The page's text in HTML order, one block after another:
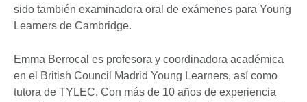
sido también examinadora oral de exámenes para Young
Learners de Cambridge.
Emma Berrocal es profesora y coordinadora académica
en el British Council Madrid Young Learners, así como
tutora de TYLEC. Con más de 10 años de experiencia